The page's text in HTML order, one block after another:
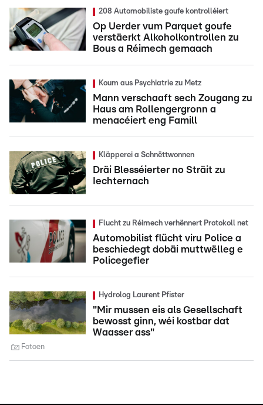
208 Automobiliste goufe kontrolléiert
Op Uerder vum Parquet goufe
verstäerkt Alkoholkontrollen zu
Bous a Réimech gemaach
Koum aus Psychiatrie zu Metz
Mann verschaaft sech Zougang zu
Haus am Rollengergronn a
menacéiert eng Famill
Kläpperei a Schnëttwonnen
Dräi Blesséierter no Sträit zu
Iechternach
Flucht zu Réimech verhënnert Protokoll net
Automobilist flücht viru Police a
beschiedegt dobäi muttwëlleg e
Policegefier
Hydrolog Laurent Pfister
"Mir mussen eis als Gesellschaft
bewosst ginn, wéi kostbar dat
Waasser ass"
Fotoen